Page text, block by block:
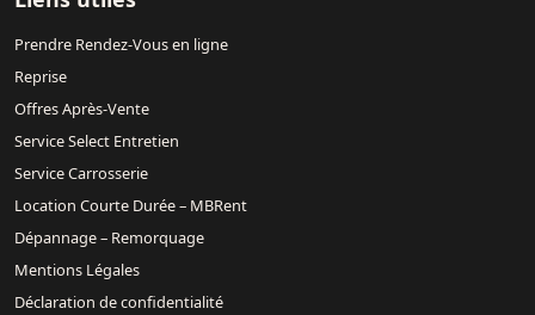
Prendre Rendez-Vous en ligne
Reprise
Offres Après-Vente
Service Select Entretien
Service Carrosserie
Location Courte Durée – MBRent
Dépannage – Remorquage
Mentions Légales
Déclaration de confidentialité